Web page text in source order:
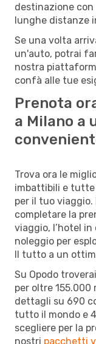
destinazione
lunghe distanze
Se una volta
un'auto, potrai
nostra
confà alle tue
Prenota
a Milano a
Trova ora le
imbattibili e tutte
per il tuo
completare la
viaggio, l’hotel
noleggio per
Il tutto a un
Su Opodo
per oltre 155.000
dettagli su 690
tutto il mondo e
scegliere per la
nostri pacchetti